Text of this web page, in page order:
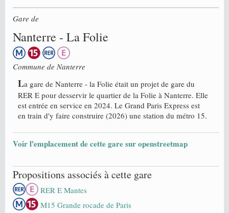
Gare de
Nanterre - La Folie
Commune de Nanterre
La gare de Nanterre - la Folie était un projet de gare du
RER E pour desservir le quartier de la Folie à Nanterre. Elle
est entrée en service en 2024. Le Grand Paris Express est
en train d'y faire construire (2026) une station du métro 15.
Voir l'emplacement de cette gare sur openstreetmap
Propositions associés à cette gare
RER E Mantes
M15 Grande rocade de Paris